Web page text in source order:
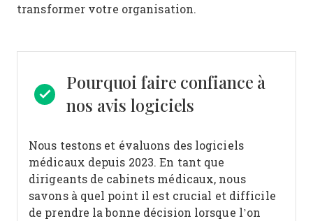
transformer votre organisation.
Pourquoi faire confiance à
nos avis logiciels
Nous testons et évaluons des logiciels
médicaux depuis 2023. En tant que
dirigeants de cabinets médicaux, nous
savons à quel point il est crucial et difficile
de prendre la bonne décision lorsque l’on